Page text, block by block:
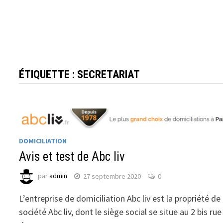
ÉTIQUETTE : SECRETARIAT
DOMICILIATION
Avis et test de Abc liv
paradmin 27 septembre 2020 0
L’entreprise de domiciliation Abc liv est la propriété de
société Abc liv, dont le siège social se situe au 2 bis rue